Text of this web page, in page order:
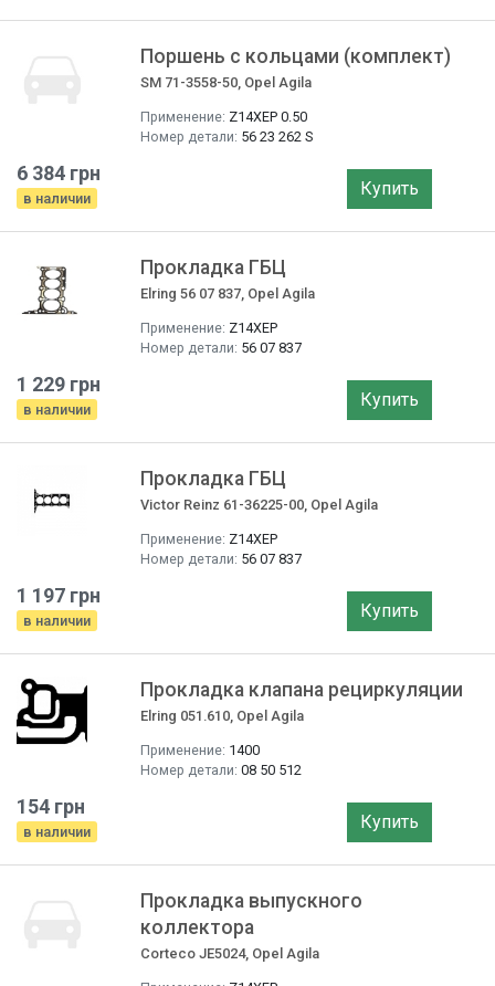
Поршень с кольцами (комплект)
SM 71-3558-50, Opel Agila
Применение: Z14XEP 0.50
Номер детали: 56 23 262 S
6 384 грн
в наличии Купить
Прокладка ГБЦ
Elring 56 07 837, Opel Agila
Применение: Z14XEP
Номер детали: 56 07 837
1 229 грн
в наличии Купить
Прокладка ГБЦ
Victor Reinz 61-36225-00, Opel Agila
Применение: Z14XEP
Номер детали: 56 07 837
1 197 грн
в наличии Купить
Прокладка клапана рециркуляции
Elring 051.610, Opel Agila
Применение: 1400
Номер детали: 08 50 512
154 грн
в наличии Купить
Прокладка выпускного
коллектора
Corteco JE5024, Opel Agila